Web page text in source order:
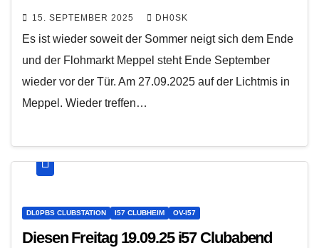
15. SEPTEMBER 2025 DH0SK
Es ist wieder soweit der Sommer neigt sich dem Ende
und der Flohmarkt Meppel steht Ende September
wieder vor der Tür. Am 27.09.2025 auf der Lichtmis in
Meppel. Wieder treffen…
DL0PBS CLUBSTATION I57 CLUBHEIM OV-I57
Diesen Freitag 19.09.25 i57 Clubabend